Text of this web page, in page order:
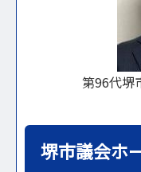
第96代
堺市議会ホ